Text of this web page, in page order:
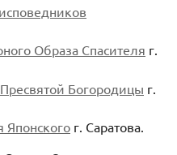
Образа Спасителя г.
Богородицы г.
Японского г. Саратова.